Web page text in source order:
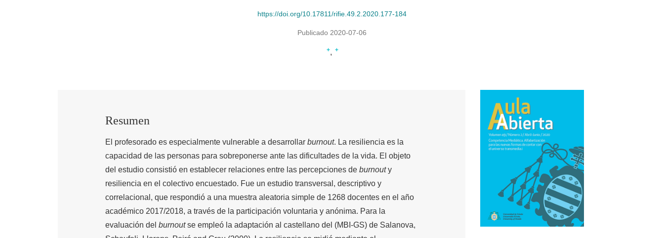
https://doi.org/10.17811/rifie.49.2.2020.177-184
Publicado 2020-07-06
+ +
Resumen
El profesorado es especialmente vulnerable a desarrollar burnout. La resiliencia es la
capacidad de las personas para sobreponerse ante las dificultades de la vida. El objeto
del estudio consistió en establecer relaciones entre las percepciones de burnouty
resiliencia en el colectivo encuestado. Fue un estudio transversal, descriptivo y
correlacional, que respondió a una muestra aleatoria simple de 1268 docentes en el año
académico 2017/2018, a través de la participación voluntaria y anónima. Para la
evaluación del burnoutse empleó la adaptación al castellano del (MBI-GS) de Salanova,